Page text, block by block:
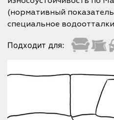
(нормативный
специальное
Подходит для: